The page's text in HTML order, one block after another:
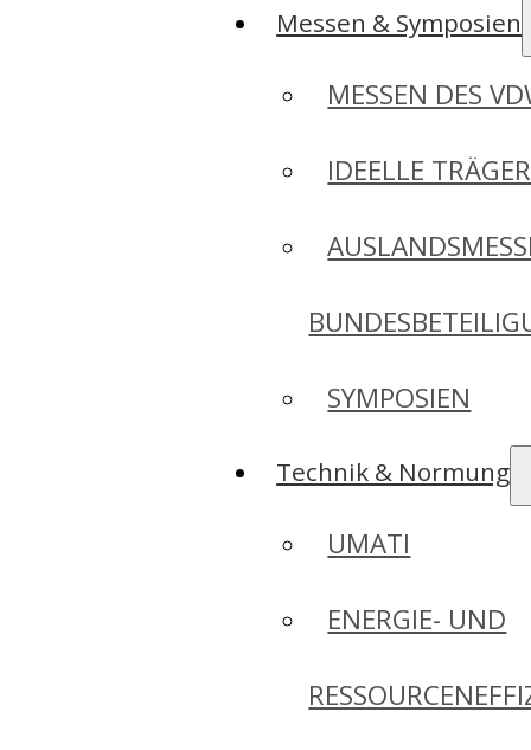
Messen & Symposien
MESSEN DES
IDEELLE
SYMPOSIEN
Technik & Normung
UMATI
ENERGIE- UND